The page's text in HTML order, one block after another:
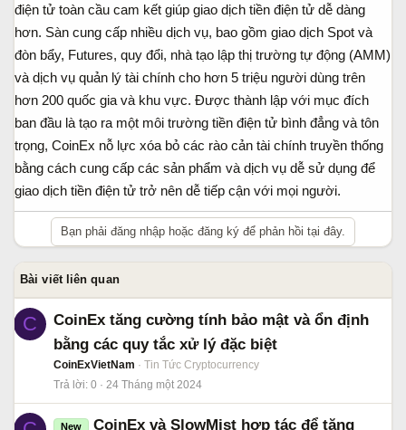
điện tử toàn cầu cam kết giúp giao dịch tiền điện tử dễ dàng
hơn. Sàn cung cấp nhiều dịch vụ, bao gồm giao dịch Spot và
đòn bẩy, Futures, quy đổi, nhà tạo lập thị trường tự động (AMM)
và dịch vụ quản lý tài chính cho hơn 5 triệu người dùng trên
hơn 200 quốc gia và khu vực. Được thành lập với mục đích
ban đầu là tạo ra một môi trường tiền điện tử bình đẳng và tôn
trọng, CoinEx nỗ lực xóa bỏ các rào cản tài chính truyền thống
bằng cách cung cấp các sản phẩm và dịch vụ dễ sử dụng để
giao dịch tiền điện tử trở nên dễ tiếp cận với mọi người.
Bạn phải đăng nhập hoặc đăng ký để phản hồi tại đây.
Bài viết liên quan
C
CoinEx tăng cường tính bảo mật và ổn định
bằng các quy tắc xử lý đặc biệt
CoinExVietNam
Tin Tức Cryptocurrency
Trả lời 0 24 Tháng một 2024
New
CoinEx và SlowMist hợp tác để tăng